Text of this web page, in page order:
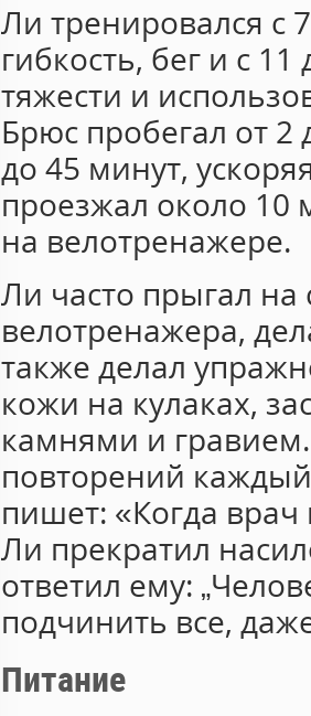
Ли тренировался с
гибкость, бег и с
тяжести и
Брюс пробегал от 2
до 45 минут,
проезжал около 10
на велотренажере.
Ли часто прыгал на
велотренажера,
также делал
кожи на кулаках,
камнями и
повторений
пишет: «Когда
Ли прекратил
ответил ему:
подчинить все,
Питание